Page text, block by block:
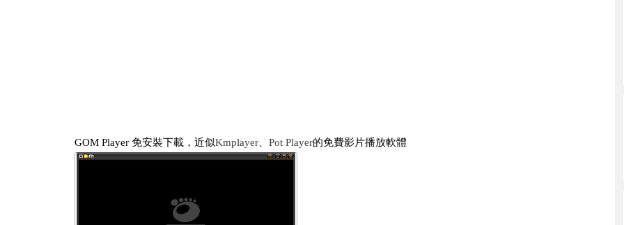
GOM Player 免安裝下載，近似Kmplayer、 Pot Player的免費影片播放軟體